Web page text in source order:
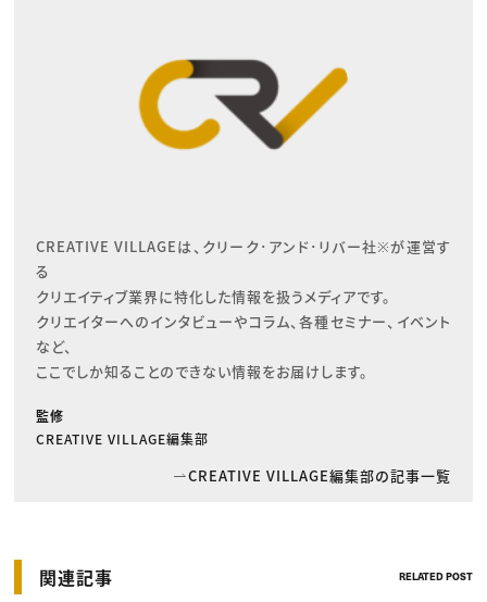
CREATIVE VILLAGEは、クリーク･アンド･リバー社※が運営す
る
クリエイティブ業界に特化した情報を扱うメディアです。
クリエイターへのインタビューやコラム、各種セミナー、イベント
など、
ここでしか知ることのできない情報をお届けします。
監修
CREATIVE VILLAGE編集部
CREATIVE VILLAGE編集部の記事一覧
関連記事 RELATED POST